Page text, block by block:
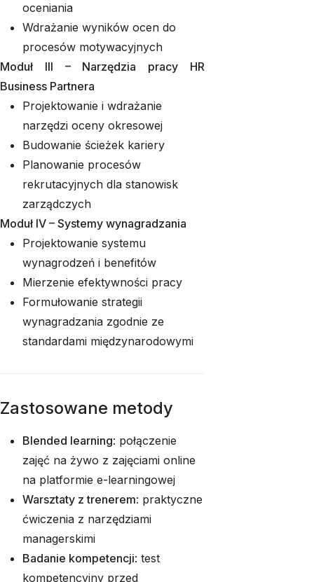
oceniania
Wdrażanie wyników ocen do
procesów motywacyjnych
Moduł III – Narzędzia pracy HR
Business Partnera
Projektowanie i wdrażanie
narzędzi oceny okresowej
Budowanie ścieżek kariery
Planowanie procesów
rekrutacyjnych dla stanowisk
zarządczych
Moduł IV – Systemy wynagradzania
Projektowanie systemu
wynagrodzeń i benefitów
Mierzenie efektywności pracy
Formułowanie strategii
wynagradzania zgodnie ze
standardami międzynarodowymi
Zastosowane metody
Blended learning: połączenie
zajęć na żywo z zajęciami online
na platformie e-learningowej
Warsztaty z trenerem: praktyczne
ćwiczenia z narzędziami
managerskimi
Badanie kompetencji: test
kompetencyjny przed